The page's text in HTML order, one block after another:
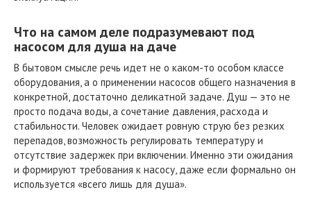
Что на самом деле подразумевают под
насосом для душа на даче
В бытовом смысле речь идет не о каком-то особом классе
оборудования, а о применении насосов общего назначения в
конкретной, достаточно деликатной задаче. Душ — это не
просто подача воды, а сочетание давления, расхода и
стабильности. Человек ожидает ровную струю без резких
перепадов, возможность регулировать температуру и
отсутствие задержек при включении. Именно эти ожидания
и формируют требования к насосу, даже если формально он
используется «всего лишь для душа».